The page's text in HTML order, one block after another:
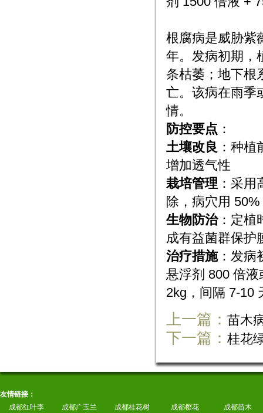
根腐病是威胁紫
年。发病初期，
条枯萎；地下根
亡。该病在雨季
情。
防控要点 ：
土壤改良 ：种
增加透气性
栽培管理 ：采
除，病穴用
生物防治：定植
成有益菌群保护
治疗措施：发病
悬浮剂 800 倍
2kg，间隔 7-10
上一篇： 苗木
下一篇： 桂花
友情链接：
成都红叶李
成都广玉兰 成都桂花树 成都樱花 成都苗木